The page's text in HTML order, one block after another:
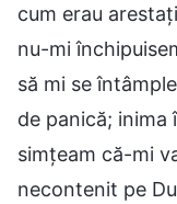
cum erau
nu-mi
să mi se
de panică;
simțeam că-mi
necontenit pe